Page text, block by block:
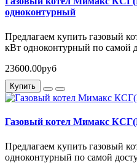
одноконтурный
Предлагаем купить газовый
кВт одноконтурный по самой
23600.00руб
Купить
Газовый котел Мимакс
Предлагаем купить газовый
одноконтурный по самой